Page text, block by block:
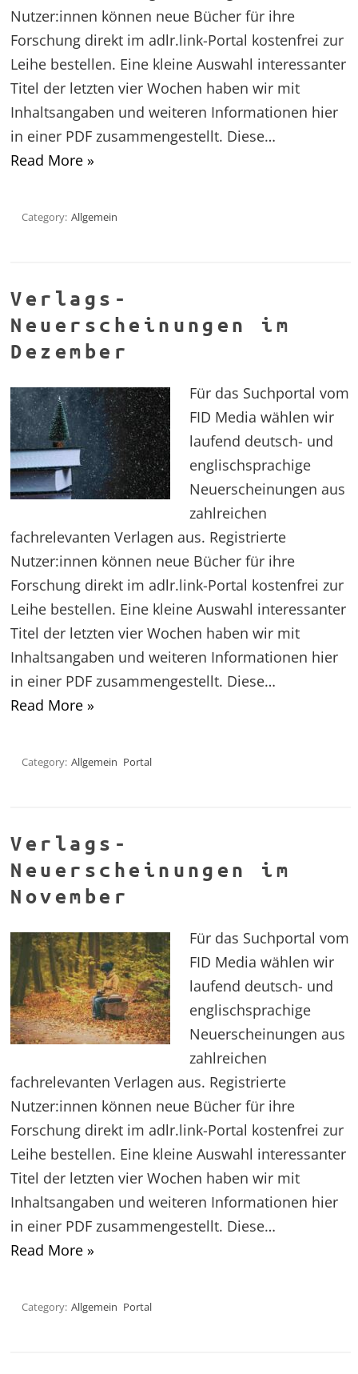
Nutzer:innen können neue Bücher für ihre
Forschung direkt im adlr.link-Portal kostenfrei zur
Leihe bestellen. Eine kleine Auswahl interessanter
Titel der letzten vier Wochen haben wir mit
Inhaltsangaben und weiteren Informationen hier
in einer PDF zusammengestellt. Diese…
Read More »
Category: Allgemein
Verlags-
Neuerscheinungen im
Dezember
Für das Suchportal vom
FID Media wählen wir
laufend deutsch- und
englischsprachige
Neuerscheinungen aus
zahlreichen
fachrelevanten Verlagen aus. Registrierte
Nutzer:innen können neue Bücher für ihre
Forschung direkt im adlr.link-Portal kostenfrei zur
Leihe bestellen. Eine kleine Auswahl interessanter
Titel der letzten vier Wochen haben wir mit
Inhaltsangaben und weiteren Informationen hier
in einer PDF zusammengestellt. Diese…
Read More »
Category: Allgemein Portal
Verlags-
Neuerscheinungen im
November
Für das Suchportal vom
FID Media wählen wir
laufend deutsch- und
englischsprachige
Neuerscheinungen aus
zahlreichen
fachrelevanten Verlagen aus. Registrierte
Nutzer:innen können neue Bücher für ihre
Forschung direkt im adlr.link-Portal kostenfrei zur
Leihe bestellen. Eine kleine Auswahl interessanter
Titel der letzten vier Wochen haben wir mit
Inhaltsangaben und weiteren Informationen hier
in einer PDF zusammengestellt. Diese…
Read More »
Category: Allgemein Portal